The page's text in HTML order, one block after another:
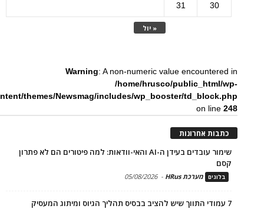
« יול
30
31
Warning: A non-numeric value encountered in
/home/hrusco/public_html/wp-
themes/Newsmag/includes/wp_booster/td_block.php
on line248
כתבות אחרונות
שימור עובדים בעידן ה-AI והאי-וודאות: למה פיטורים הם לא פתרון
קסם
בלוגים מערכת HRus -
05/08/2026
7 עמודי התווך שיש להציב בבסיס תהליך הגיוס ומיתוג המעסיק